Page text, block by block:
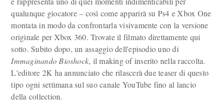
qualunque giocatore – così come apparirà su Ps4 e Xbox One
montata in modo da confrontarla visivamente con la versione
originale per Xbox 360. Trovate il filmato direttamente qui
sotto. Subito dopo, un assaggio dell'episodio uno di
Immaginando Bioshock, il making of inserito nella raccolta.
L'editore 2K ha annunciato che rilascerà due teaser di questo
tipo ogni settimana sul suo canale YouTube fino al lancio
della collection.